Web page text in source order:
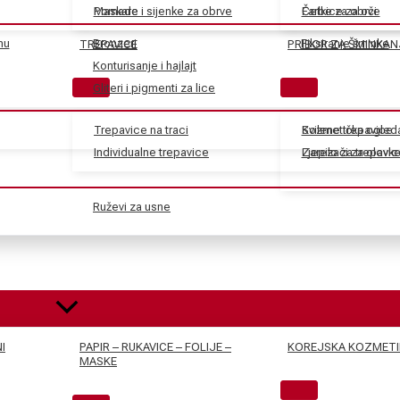
Bronzeri
Konturisanje i hajlajt
Gliteri i pigmenti za lice
Fiksiranje šminke
Ruževi za usne
Maskare
Pomade i sijenke za obrve
Farbe za obrve
TREPAVICE
Trepavice na traci
Individualne trepavice
Svilene trepavice
Ljepilo za
Četkice za oči
PRIBOR ZA
Kozmetička
Zarezači za olovke
PAPIR – RUKAVICE – FOLIJE –
MASKE
KOREJSKA